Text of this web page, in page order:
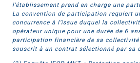
l’établissement prend en charge une
La convention de participation requiert
concurrence à l’issue duquel la
opérateur unique pour une durée de 6
participation financière de sa
souscrit à un contrat sélectionné par sa